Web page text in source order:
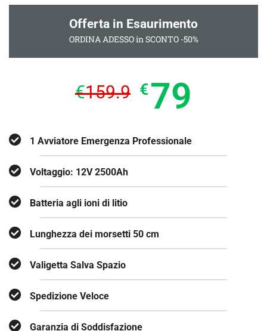
Offerta in Esaurimento
ORDINA ADESSO in SCONTO -50%
€159.9 €79
1 Avviatore Emergenza Professionale
Voltaggio: 12V 2500Ah
Batteria agli ioni di litio
Lunghezza dei morsetti ‎50 cm
Valigetta Salva Spazio
Spedizione Veloce
Garanzia di Soddisfazione